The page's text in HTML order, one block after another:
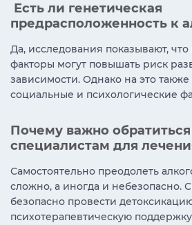
Есть ли генетическая
предрасположенность к
Да, исследования показывают, что
факторы могут повышать риск
зависимости. Однако на это
социальные и психологические
Почему важно
специалистам для
Самостоятельно преодолеть
сложно, а иногда и небезопасно.
безопасно провести
психотерапевтическую